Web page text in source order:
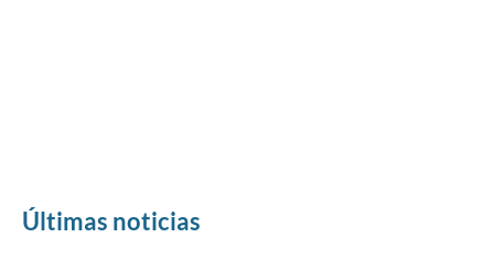
Últimas noticias